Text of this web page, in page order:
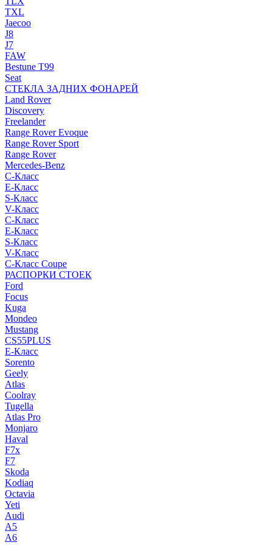
TXL
Jaecoo
J8
J7
FAW
Bestune T99
Seat
СТЕКЛА ЗАДНИХ ФОНАРЕЙ
Land Rover
Discovery
Freelander
Range Rover Evoque
Range Rover Sport
Range Rover
Mercedes-Benz
C-Класс
E-Класс
S-Класс
V-Класс
C-Класс
E-Класс
S-Класс
V-Класс
C-Класс Coupe
РАСПОРКИ СТОЕК
Ford
Focus
Kuga
Mondeo
Mustang
CS55PLUS
E-Класс
Sorento
Geely
Atlas
Coolray
Tugella
Atlas Pro
Monjaro
Haval
F7x
F7
Skoda
Kodiaq
Octavia
Yeti
Audi
A5
A6